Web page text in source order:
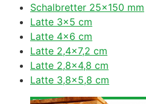
Schalbretter 25×150 mm
Latte 3×5 cm
Latte 4×6 cm
Latte 2,4×7,2 cm
Latte 2,8×4,8 cm
Latte 3,8×5,8 cm